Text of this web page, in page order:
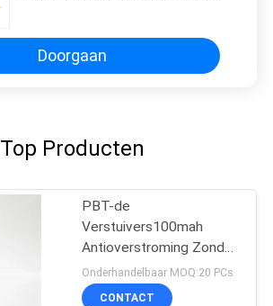
Doorgaan
Top Producten
PBT-de
Verstuivers100mah
Antioverstroming Zonder
water van het
Aluminiumaroma
Onderhandelbaar MOQ:20 PCs
CONTACT